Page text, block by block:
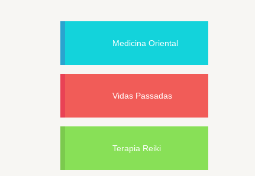
Medicina Oriental
Vidas Passadas
Terapia Reiki